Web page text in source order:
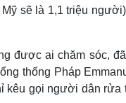
sẽ là 1,1 triệu
được ai chăm sóc,
thống Pháp
kêu gọi người dân rửa